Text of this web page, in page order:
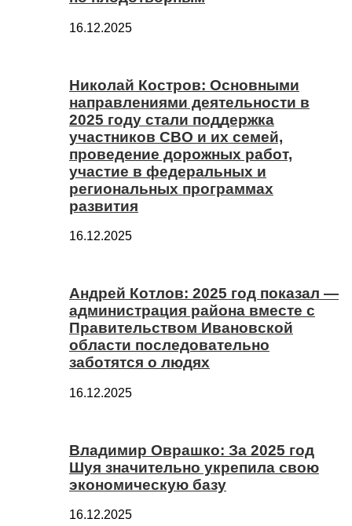
16.12.2025
Николай Костров: Основными
направлениями деятельности в
2025 году стали поддержка
участников СВО и их семей,
проведение дорожных работ,
участие в федеральных и
региональных программах
развития
16.12.2025
Андрей Котлов: 2025 год показал —
администрация района вместе с
Правительством Ивановской
области последовательно
заботятся о людях
16.12.2025
Владимир Оврашко: За 2025 год
Шуя значительно укрепила свою
экономическую базу
16.12.2025